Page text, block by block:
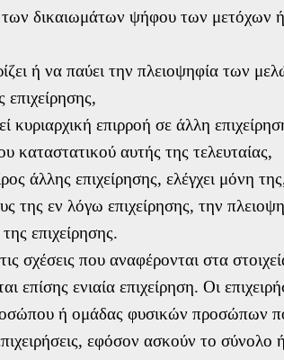
των δικαιωμάτων ψήφου των μετόχων
ή να παύει την πλειοψηφία των
επιχείρησης,
κυριαρχική επιρροή σε άλλη
καταστατικού αυτής της τελευταίας,
άλλης επιχείρησης, ελέγχει μόνη
της εν λόγω επιχείρησης, την
επιχείρησης.
σχέσεις που αναφέρονται στα
επίσης ενιαία επιχείρηση. Οι
ή ομάδας φυσικών προσώπων
εφόσον ασκούν το σύνολο